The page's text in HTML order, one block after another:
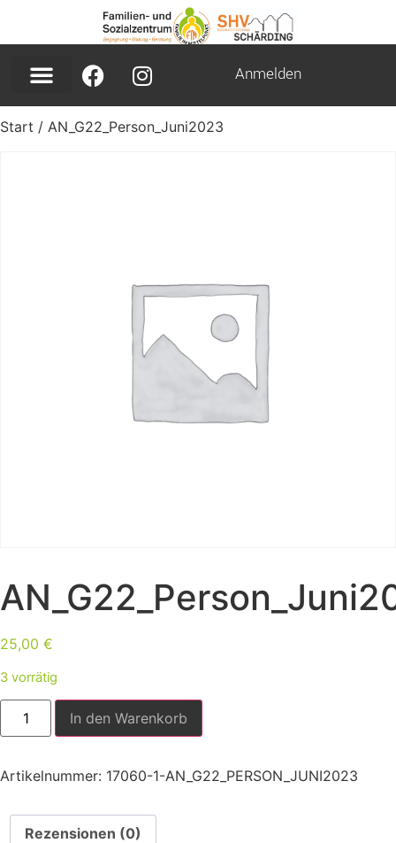
Anmelden
Start / AN_G22_Person_Juni2023
25,00 €
3 vorrätig
In den Warenkorb
Artikelnummer: 17060-1-AN_G22_PERSON_JUNI2023
Rezensionen (0)